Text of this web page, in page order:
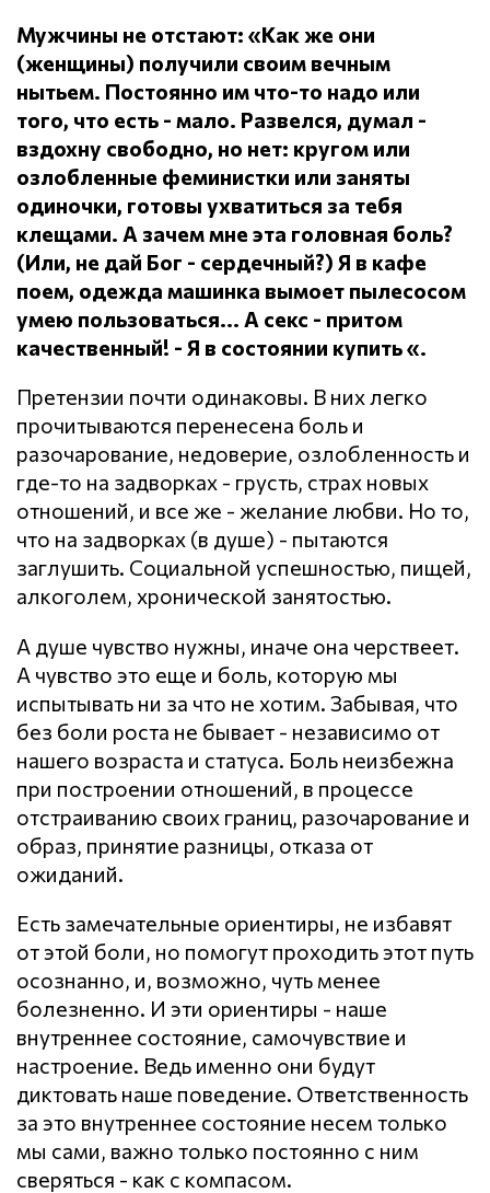
Мужчины не отстают: «Как же они
(женщины) получили своим вечным
нытьем. Постоянно им что-то надо или
того, что есть - мало. Развелся, думал -
вздохну свободно, но нет: кругом или
озлобленные феминистки или заняты
одиночки, готовы ухватиться за тебя
клещами. А зачем мне эта головная боль?
(Или, не дай Бог - сердечный?) Я в кафе
поем, одежда машинка вымоет пылесосом
умею пользоваться... А секс - притом
качественный! - Я в состоянии купить «.
Претензии почти одинаковы. В них легко
прочитываются перенесена боль и
разочарование, недоверие, озлобленность и
где-то на задворках - грусть, страх новых
отношений, и все же - желание любви. Но то,
что на задворках (в душе) - пытаются
заглушить. Социальной успешностью, пищей,
алкоголем, хронической занятостью.
А душе чувство нужны, иначе она черствеет.
А чувство это еще и боль, которую мы
испытывать ни за что не хотим. Забывая, что
без боли роста не бывает - независимо от
нашего возраста и статуса. Боль неизбежна
при построении отношений, в процессе
отстраиванию своих границ, разочарование и
образ, принятие разницы, отказа от
ожиданий.
Есть замечательные ориентиры, не избавят
от этой боли, но помогут проходить этот путь
осознанно, и, возможно, чуть менее
болезненно. И эти ориентиры - наше
внутреннее состояние, самочувствие и
настроение. Ведь именно они будут
диктовать наше поведение. Ответственность
за это внутреннее состояние несем только
мы сами, важно только постоянно с ним
сверяться - как с компасом.